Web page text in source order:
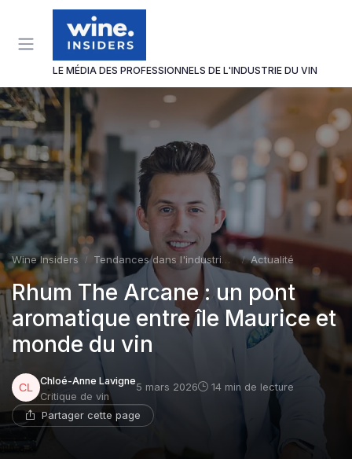
LE MÉDIA DES PROFESSIONNELS DE L'INDUSTRIE DU VIN
Wine Insiders Tendances dans l'industrie du vin Actualité
Rhum The Arcane : un pont
aromatique entre île Maurice et
monde du vin
Chloé-Anne Lavigne
Critique de vin
5 mars 2026 14 min de lecture
Partager cette page
Panneau de gestion des cookies